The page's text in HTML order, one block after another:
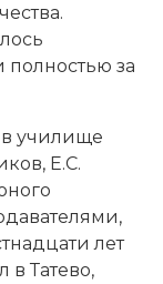
полностью за
училище
Е.С.
лет
в Татево,